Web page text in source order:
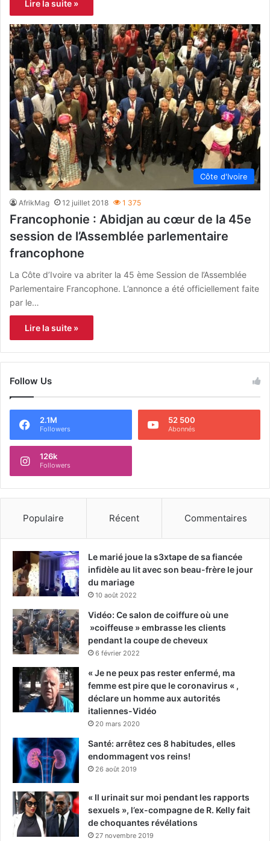
Lire la suite »
Côte d'Ivoire
AfrikMag 12 juillet 2018 1 375
Francophonie : Abidjan au cœur de la 45e
session de l’Assemblée parlementaire
francophone
La Côte d’Ivoire va abriter la 45 ème Session de l’Assemblée
Parlementaire Francophone. L’annonce a été officiellement faite
par le…
Lire la suite »
Follow Us
2.1M
Followers
52 500
Abonnés
126k
Followers
Populaire Récent Commentaires
Le marié joue la s3xtape de sa fiancée
infidèle au lit avec son beau-frère le jour
du mariage
10 août 2022
Vidéo: Ce salon de coiffure où une
»coiffeuse » embrasse les clients
pendant la coupe de cheveux
6 février 2022
« Je ne peux pas rester enfermé, ma
femme est pire que le coronavirus « ,
déclare un homme aux autorités
italiennes-Vidéo
20 mars 2020
Santé: arrêtez ces 8 habitudes, elles
endommagent vos reins!
26 août 2019
« Il urinait sur moi pendant les rapports
sexuels », l’ex-compagne de R. Kelly fait
de choquantes révélations
27 novembre 2019